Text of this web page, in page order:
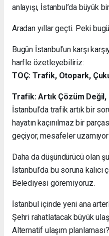
anlayışı, İstanbul’da büyük
Aradan yıllar geçti. Peki
Bugün İstanbul’un karşı
harfle özetleyebiliriz:
TOÇ: Trafik, Otopark,
Trafik: Artık Çözüm
İstanbul’da trafik artık bir
hayatın kaçınılmaz bir
geçiyor, mesafeler
Daha da düşündürücü olan
İstanbul’da bu soruna
Belediyesi göremiyoruz.
İstanbul içinde yeni ana
Şehri rahatlatacak büyük
Alternatif ulaşım